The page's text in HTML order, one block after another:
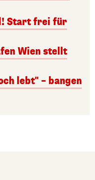
Start frei für
Wien stellt
lebt" – bangen